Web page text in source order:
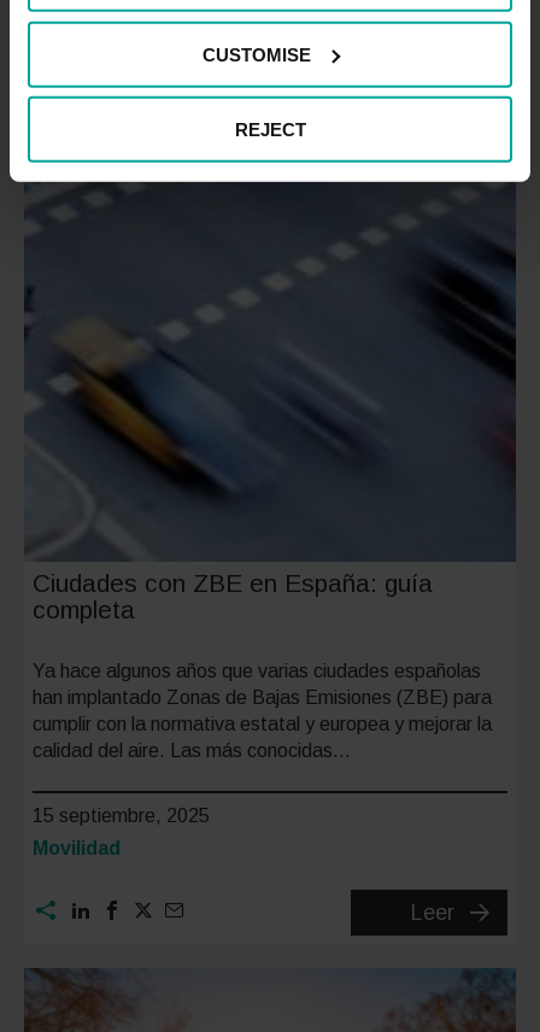
CUSTOMISE
REJECT
Ciudades con ZBE en España: guía
completa
Ya hace algunos años que varias ciudades españolas
han implantado Zonas de Bajas Emisiones (ZBE) para
cumplir con la normativa estatal y europea y mejorar la
calidad del aire. Las más conocidas…
15 septiembre, 2025
Categoría:
Movilidad
Leer
ZBE